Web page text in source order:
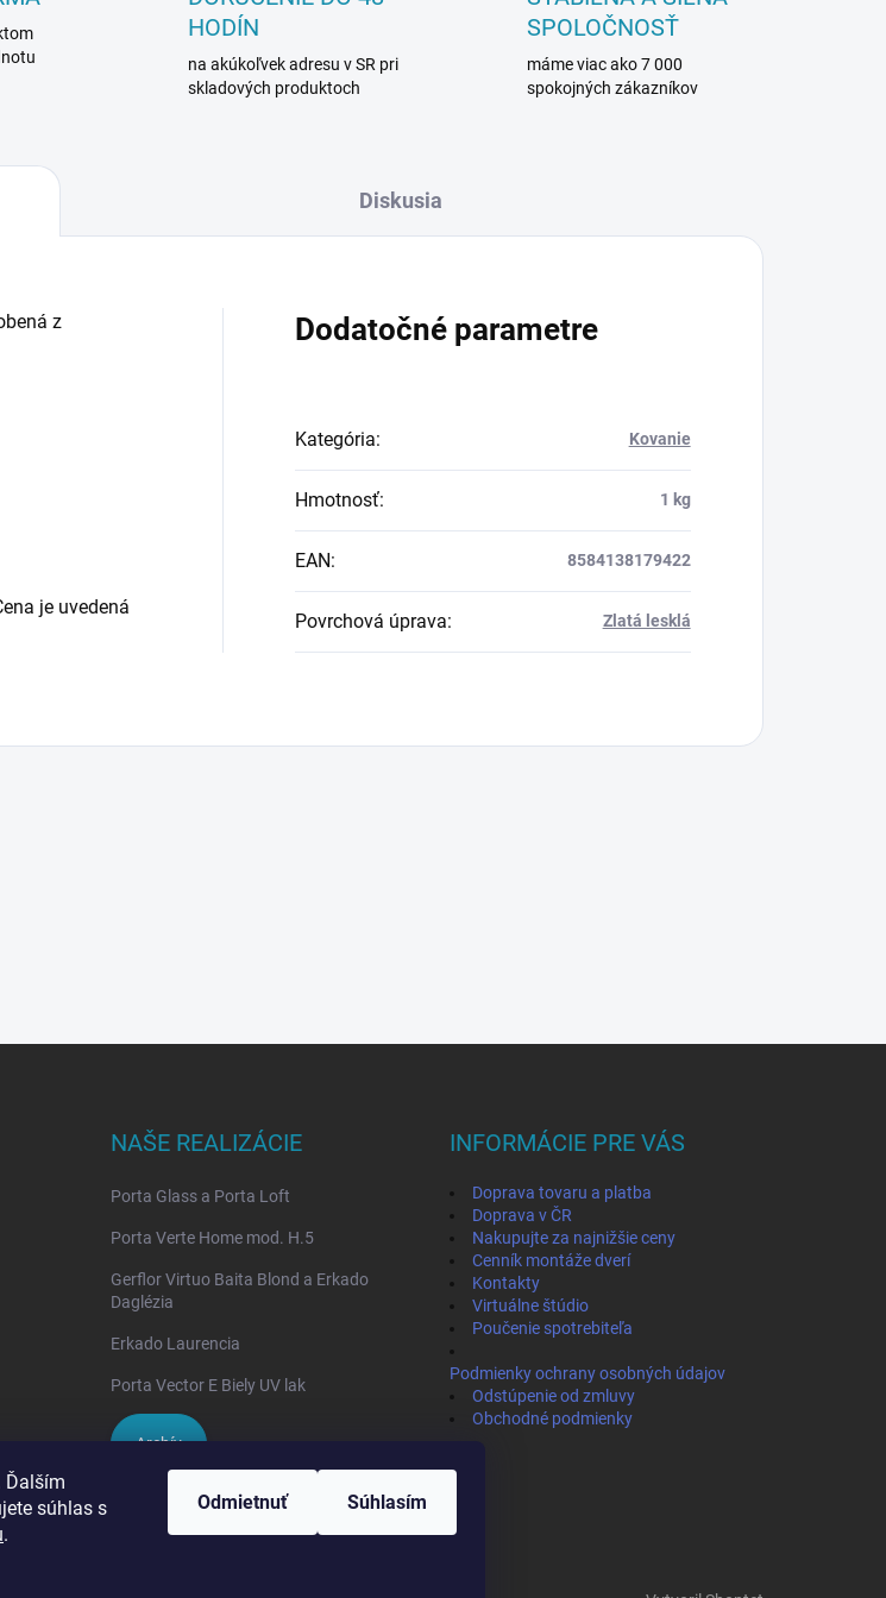
Ďalším
súhlas s
.
Odmietnuť Súhlasím
HODÍN
na akúkoľvek adresu v SR pri
skladových produktoch
SPOLOČNOSŤ
máme viac ako 7 000
spokojných zákazníkov
Diskusia
z
je uvedená
Dodatočné parametre
Kategória: Kovanie
Hmotnosť: 1 kg
EAN: 8584138179422
Povrchová úprava: Zlatá lesklá
NAŠE REALIZÁCIE
Porta Glass a Porta Loft
Porta Verte Home mod. H.5
Gerflor Virtuo Baita Blond a Erkado
Daglézia
Erkado Laurencia
Porta Vector E Biely UV lak
Archív
INFORMÁCIE PRE VÁS
Doprava tovaru a platba
Doprava v ČR
Nakupujte za najnižšie ceny
Cenník montáže dverí
Kontakty
Virtuálne štúdio
Poučenie spotrebiteľa
Podmienky ochrany osobných údajov
Odstúpenie od zmluvy
Obchodné podmienky
OKNA - zmluvný partner